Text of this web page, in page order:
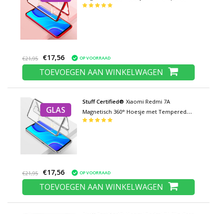
Glass - Full Body Cover Hoesje +
€21,95 €17,56 OP VOORRAAD
TOEVOEGEN AAN WINKELWAGEN
GLAS
Stuff Certified® Xiaomi Redmi 7A
Magnetisch 360° Hoesje met Tempered
Glass - Full Body Cover Hoesje +
€21,95 €17,56 OP VOORRAAD
TOEVOEGEN AAN WINKELWAGEN